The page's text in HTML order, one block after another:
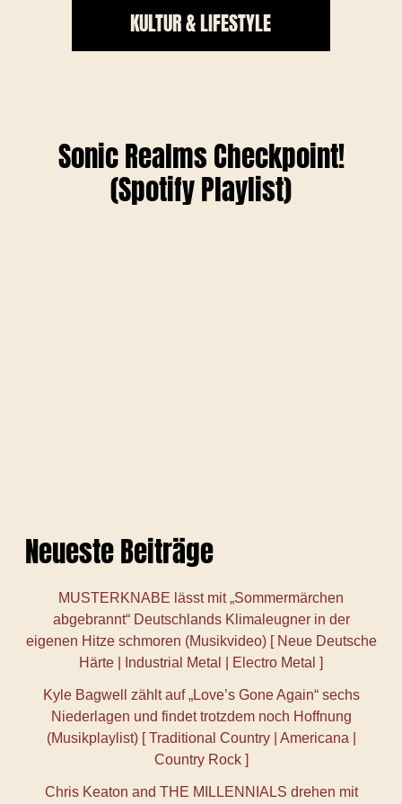
KULTUR & LIFESTYLE
Sonic Realms Checkpoint!
(Spotify Playlist)
Neueste Beiträge
MUSTERKNABE lässt mit „Sommermärchen
abgebrannt“ Deutschlands Klimaleugner in der
eigenen Hitze schmoren (Musikvideo) [ Neue Deutsche
Härte | Industrial Metal | Electro Metal ]
Kyle Bagwell zählt auf „Love’s Gone Again“ sechs
Niederlagen und findet trotzdem noch Hoffnung
(Musikplaylist) [ Traditional Country | Americana |
Country Rock ]
Chris Keaton and THE MILLENNIALS drehen mit